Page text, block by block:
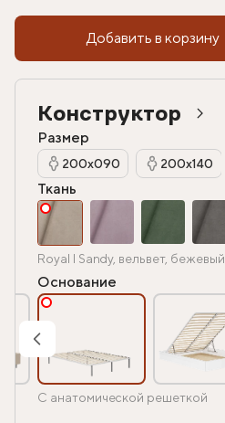
Добавить в корзину
Конструктор
Размер
200х090 200х140
Ткань
Royal I Sandy, вельвет, бежевый
Основание
С анатомической решеткой